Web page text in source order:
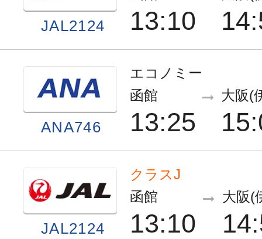
JAL2124 13:10
ANA746
エコノミー
函館
13:25
大阪(
JAL2124
クラスJ
函館
13:10
大阪(